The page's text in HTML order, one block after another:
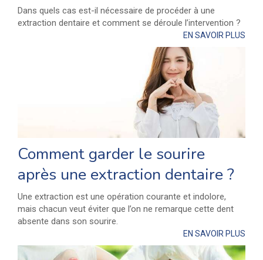
Dans quels cas est-il nécessaire de procéder à une
extraction dentaire et comment se déroule l’intervention ?
EN SAVOIR PLUS
Comment garder le sourire
après une extraction dentaire ?
Une extraction est une opération courante et indolore,
mais chacun veut éviter que l’on ne remarque cette dent
absente dans son sourire.
EN SAVOIR PLUS